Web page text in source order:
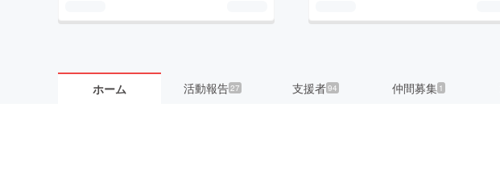
ホーム 活動報告27 支援者94 仲間募集 1